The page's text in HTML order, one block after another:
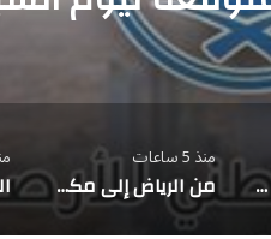
«لولا الهجرة لكنت سائق تاكسي».. تصريحات مرشح الشيوخ الأميركي عبدالرحمن السيد تشعل غضباً في مصر
منذ 5 ساعات
من الرياض إلى مكة.. معالم المملكة تتوشح بأعلام الدول الثلاث احتفاءً بـ«اتفاقية مكة للدفاع المشترك»